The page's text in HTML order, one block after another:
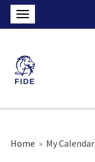
Home » My Calendar